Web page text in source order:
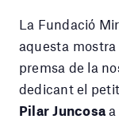
La Fundació
aquesta
premsa de la
dedicant el
Pilar Juncosa